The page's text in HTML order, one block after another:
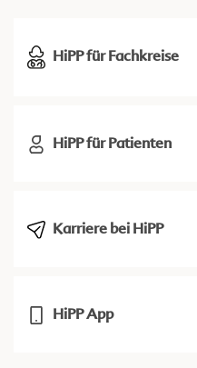
HiPP für Fachkreise
HiPP für Patienten
Karriere bei HiPP
HiPP App